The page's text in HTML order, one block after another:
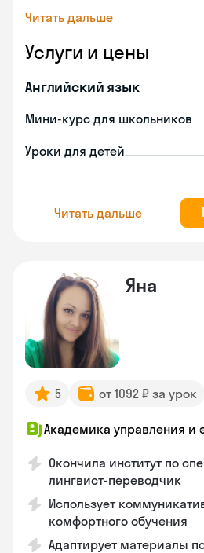
Читать дальше
Услуги и цены
Английский язык
Мини-курс для школьников
Уроки для детей
Читать дальше
Яна
5 от 1092 ₽ за урок
Академика управления и
Окончила институт по
лингвист-переводчик
Использует
комфортного обучения
Адаптирует материалы